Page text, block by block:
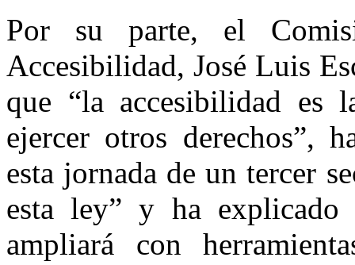
Por su parte, el
Accesibilidad, José Luis
que “la accesibilidad es
ejercer otros derechos”,
esta jornada de un tercer
esta ley” y ha explicado
ampliará con